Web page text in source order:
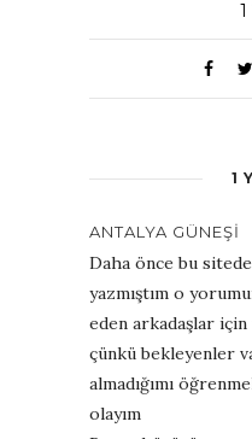
1
1
ANTALYA GÜNEŞI
Daha önce bu sitede
yazmıştım o
eden arkadaşlar
çünkü bekleyenler
almadığımı
olayım